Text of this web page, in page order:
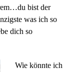
bist der
was ich so
dich so
Wie könnte ich